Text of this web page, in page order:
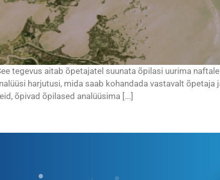
tegevus aitab õpetajatel suunata õpilasi uurima
harjutusi, mida saab kohandada vastavalt
õpivad õpilased analüüsima [...]